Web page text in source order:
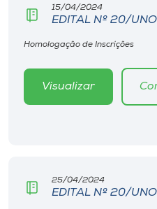
15/04/2024
EDITAL Nº 20/
Homologação de Inscrições
Visualizar
25/04/2024
EDITAL Nº 20/